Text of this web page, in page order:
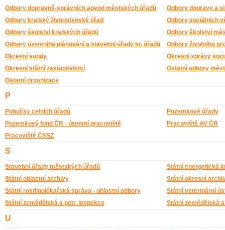
Odbory dopravně-správních agend městských úřadů
Odbory dopravy a
Odbory krajský živnostenský úřad
Odbory sociálních
Odbory školství krajských úřadů
Odbory školství
Odbory územního plánování a stavební úřady kr. úřadů
Odbory životního
Okresní soudy
Okresní správy
Okresní státní zastupitelství
Ostatní odbory
Ostatní organizace
P
Pobočky celních úřadů
Pozemkové úřady
Pozemkový fond ČR - územní pracoviště
Pracoviště AV ČR
Pracoviště ČSSZ
S
Stavební úřady městských úřadů
Státní energetická
Státní oblastní archivy
Státní okresní
Státní rostlinolékařská správa - oblastní odbory
Státní veterinární
Státní zemědělská a potr. inspekce
Státní zemědělská
U